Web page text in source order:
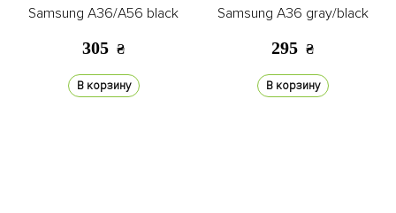
Samsung A36/A56 black
305 ₴
В корзину
Samsung A36 gray/black
295 ₴
В корзину